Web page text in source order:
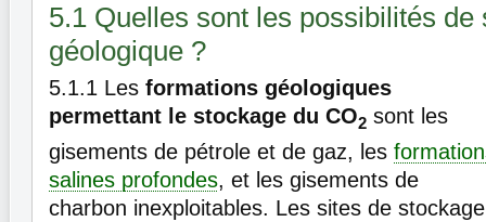
5.1 Quelles sont les possibilités de
géologique ?
5.1.1 Les formations géologiques
permettant le stockage du CO2 sont les
gisements de pétrole et de gaz, les
salines profondes, et les gisements de
charbon inexploitables. Les sites de stockage